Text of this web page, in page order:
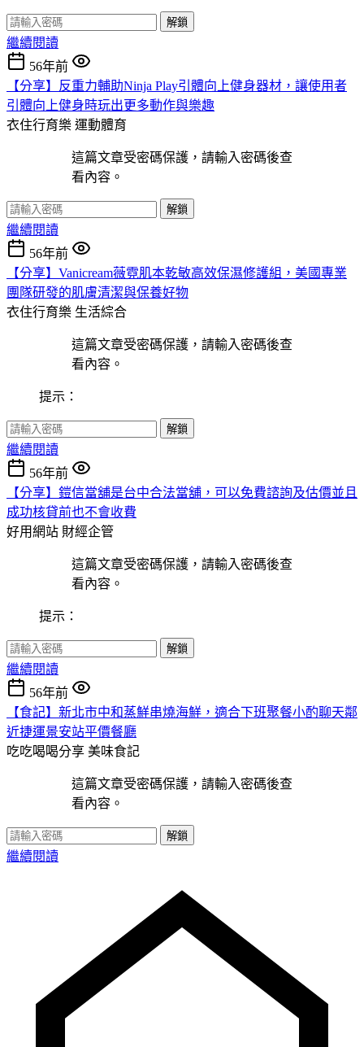
解鎖
繼續閱讀
56年前
【分享】反重力輔助Ninja Play引體向上健身器材，讓使用者
引體向上健身時玩出更多動作與樂趣
衣住行育樂 運動體育
這篇文章受密碼保護，請輸入密碼後查
看內容。
解鎖
繼續閱讀
56年前
【分享】Vanicream薇霓肌本乾敏高效保濕修護組，美國專業
團隊研發的肌膚清潔與保養好物
衣住行育樂 生活綜合
這篇文章受密碼保護，請輸入密碼後查
看內容。
提示：
解鎖
繼續閱讀
56年前
【分享】鎧信當舖是台中合法當舖，可以免費諮詢及估價並且
成功核貸前也不會收費
好用網站 財經企管
這篇文章受密碼保護，請輸入密碼後查
看內容。
提示：
解鎖
繼續閱讀
56年前
【食記】新北市中和蒸鮮串燒海鮮，適合下班聚餐小酌聊天鄰
近捷運景安站平價餐廳
吃吃喝喝分享 美味食記
這篇文章受密碼保護，請輸入密碼後查
看內容。
解鎖
繼續閱讀